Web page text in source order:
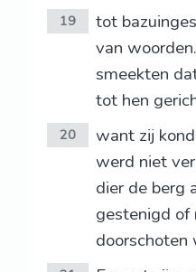
19
tot
van
smeekten
tot hen
20
want zij
werd niet
dier de berg
gestenigd of
doorschoten